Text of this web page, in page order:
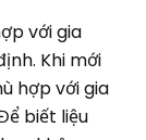
với gia
Khi mới
hợp với gia
biết liệu